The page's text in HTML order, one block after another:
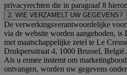
privacyrechten die in paragraaf 8
2. WIE VERZAMELT UW GEGEVENS?
De verwerkingsverantwoordelijke
via de website worden aangeboden,
met maatschappelijke zetel te Le
Drukpersstraat 4, 1000 Brussel, België.
Als u ermee instemt om
ontvangen, worden uw gegevens